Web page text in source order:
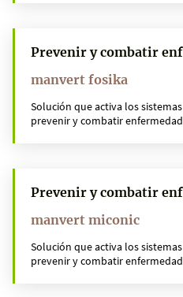
Prevenir y combatir
manvert fosika
Solución que activa los
prevenir y combatir
Prevenir y combatir
manvert miconic
Solución que activa los
prevenir y combatir